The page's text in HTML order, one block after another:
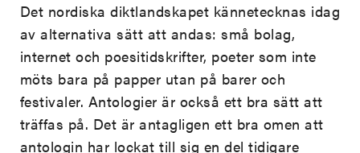
Det nordiska diktlandskapet kännetecknas idag
av alternativa sätt att andas: små bolag,
internet och poesitidskrifter, poeter som inte
möts bara på papper utan på barer och
festivaler. Antologier är också ett bra sätt att
träffas på. Det är antagligen ett bra omen att
antologin har lockat till sig en del tidigare